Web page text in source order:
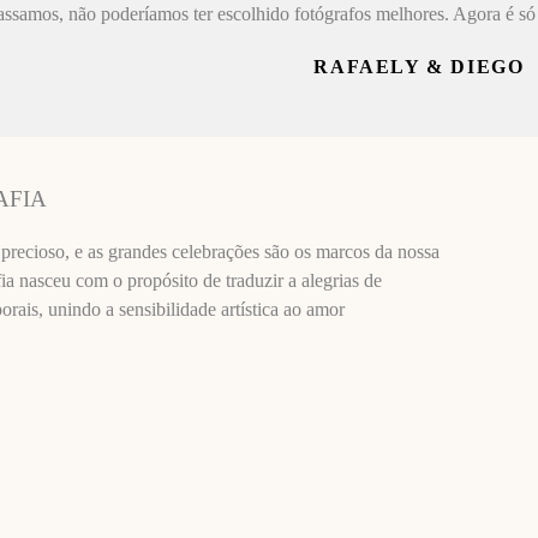
não poderíamos ter escolhido fotógrafos melhores. Agora é
RAFAELY & DIEGO
e as grandes celebrações são os marcos da nossa
nasceu com o propósito de traduzir a alegrias de
unindo a sensibilidade artística ao amor